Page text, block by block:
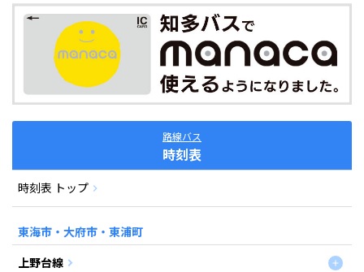
路線バス
時刻表
時刻表 トップ
東海市・大府市・東浦町
上野台線